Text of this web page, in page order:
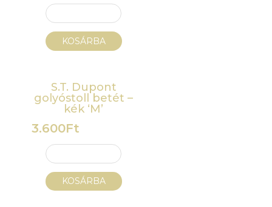
KOSÁRBA
S.T. Dupont
golyóstoll betét –
kék ‘M’
3.600Ft
KOSÁRBA